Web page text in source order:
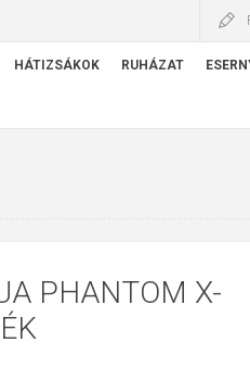
HÁTIZSÁKOK RUHÁZAT
PHANTOM X-